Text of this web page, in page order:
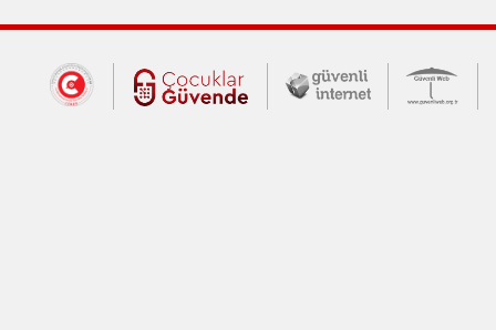
Dış Bağlantılar
Cumhurbaşkanlığı İletişim Merkezi
Çocuklar Güvende (yeni
Güvenli